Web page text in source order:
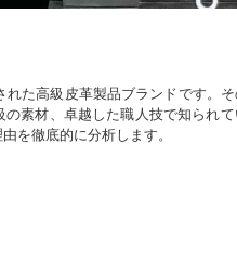
れた高級皮革製品ブランドです。
の素材、卓越した職人技で知られ
を徹底的に分析します。